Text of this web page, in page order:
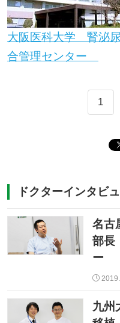
大阪医科大学 腎泌
合管理センター
1
ドクターインタビ
名古
部長
ー
九州